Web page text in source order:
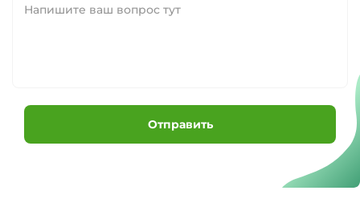
Отправить